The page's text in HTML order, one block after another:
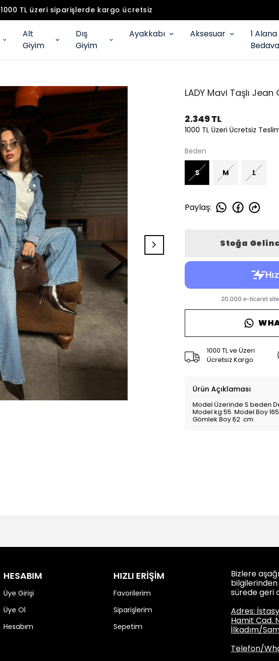
1000 TL üzeri siparişlerde kargo ücretsiz
Alt
Giyim
Dış
Giyim
Ayakkabı Aksesuar
1 Alana
Bedava
LADY Mavi Taşlı
2.349 TL
1000 TL Üzeri Ücretsiz
Beden
S M L
Paylaş:
Stoğa
1000 TL ve Üzeri
Ücretsiz Kargo
Ürün Açıklaması
Model Üzerinde S beden
Model kg 55 Model Boy
Gömlek Boy 62 cm
HESABIM
Üye Girişi
Üye Ol
Hesabım
HIZLI ERİŞİM
Favorilerim
Siparişlerim
Sepetim
Bizlere
bilgilerinden
sürede geri
Adres:
Hamit Cad.
İlkadım/
Telefon/